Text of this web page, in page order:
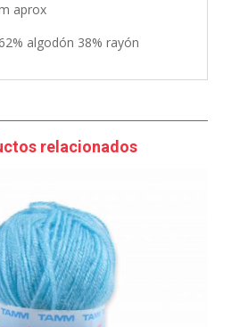
aprox
algodón 38% rayón
relacionados